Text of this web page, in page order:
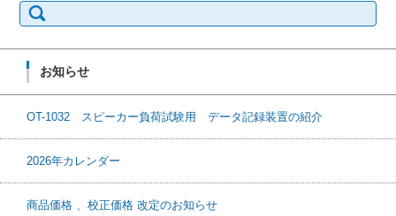
索:
お知らせ
OT-1032 スピーカー負荷試験用 データ記録装置の紹介
2026年カレンダー
商品価格 、校正価格 改定のお知らせ